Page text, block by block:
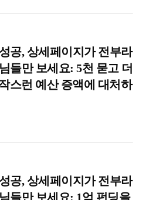
공, 상세페이지가 전부라
들만 보세요: 5천 묻고 더
스런 예산 증액에 대처하
공, 상세페이지가 전부라
들만 보세요: 1억 펀딩을